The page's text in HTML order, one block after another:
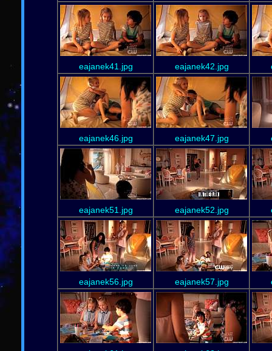
eajanek41.jpg eajanek42.jpg
eajanek46.jpg eajanek47.jpg
eajanek51.jpg eajanek52.jpg
eajanek56.jpg eajanek57.jpg